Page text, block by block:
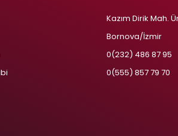
Kazım Dirik Mah.
Bornova/İzmir
0(232) 486 87 95
0(555) 857 79 70